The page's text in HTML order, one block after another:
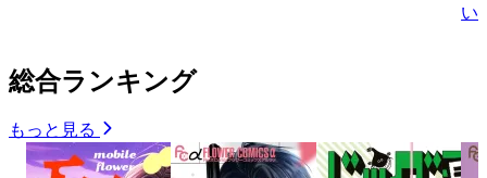
い/
総合ランキング
もっと見る